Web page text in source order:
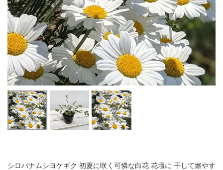
シロバナムシヨケギク 初夏に咲く可憐な白花 花壇に 干して燃やす